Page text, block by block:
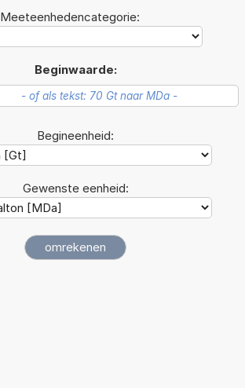
Meeteenhedencategorie:
Beginwaarde:
Begineenheid:
Gewenste eenheid: